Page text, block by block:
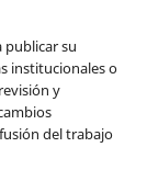
publicar su
institucionales o
y
del trabajo